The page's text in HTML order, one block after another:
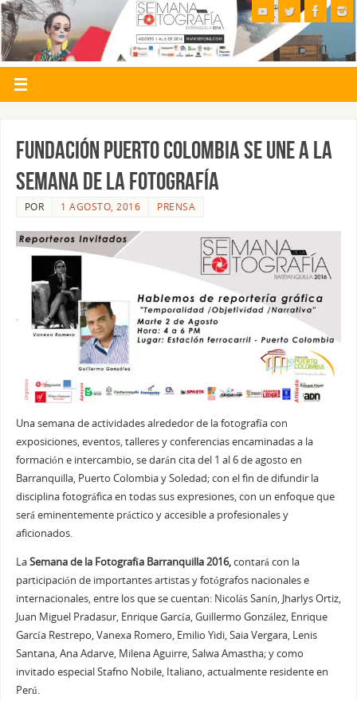
FUNDACIÓN PUERTO COLOMBIA SE UNE A LA
SEMANA DE LA FOTOGRAFÍA
POR 1 AGOSTO, 2016 PRENSA
Una semana de actividades alrededor de la fotografía con
exposiciones, eventos, talleres y conferencias encaminadas a la
formación e intercambio, se darán cita del 1 al 6 de agosto en
Barranquilla, Puerto Colombia y Soledad; con el fin de difundir la
disciplina fotográfica en todas sus expresiones, con un enfoque que
será eminentemente práctico y accesible a profesionales y
aficionados.
LaSemana de la Fotografía Barranquilla 2016,contará con la
participación de importantes artistas y fotógrafos nacionales e
internacionales, entre los que se cuentan: Nicolás Sanín, Jharlys Ortiz,
Juan Miguel Pradasur, Enrique García, Guillermo González, Enrique
García Restrepo, Vanexa Romero, Emilio Yidi, Saia Vergara, Lenis
Santana, Ana Adarve, Milena Aguirre, Salwa Amastha; y como
invitado especial Stafno Nobile, Italiano, actualmente residente en
Perú.